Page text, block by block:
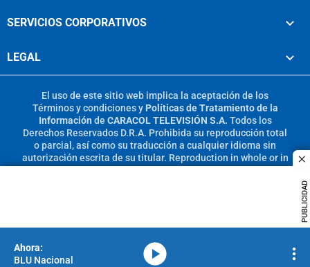
PUBLICIDAD
SERVICIOS CORPORATIVOS
LEGAL
El uso de este sitio web implica la aceptación de los
Términos y condicionesy Políticas de Tratamiento de la
Información de CARACOL TELEVISIÓN S.A. Todos los
Derechos Reservados D.R.A. Prohibida su reproducción total
o parcial, así como su traducción a cualquier idioma sin
autorización escrita de su titular. Reproduction in whole or in
BLU Nacional